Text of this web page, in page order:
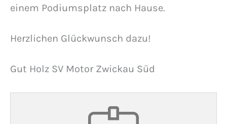
einem Podiumsplatz nach Hause.
Herzlichen Glückwunsch dazu!
Gut Holz SV Motor Zwickau Süd